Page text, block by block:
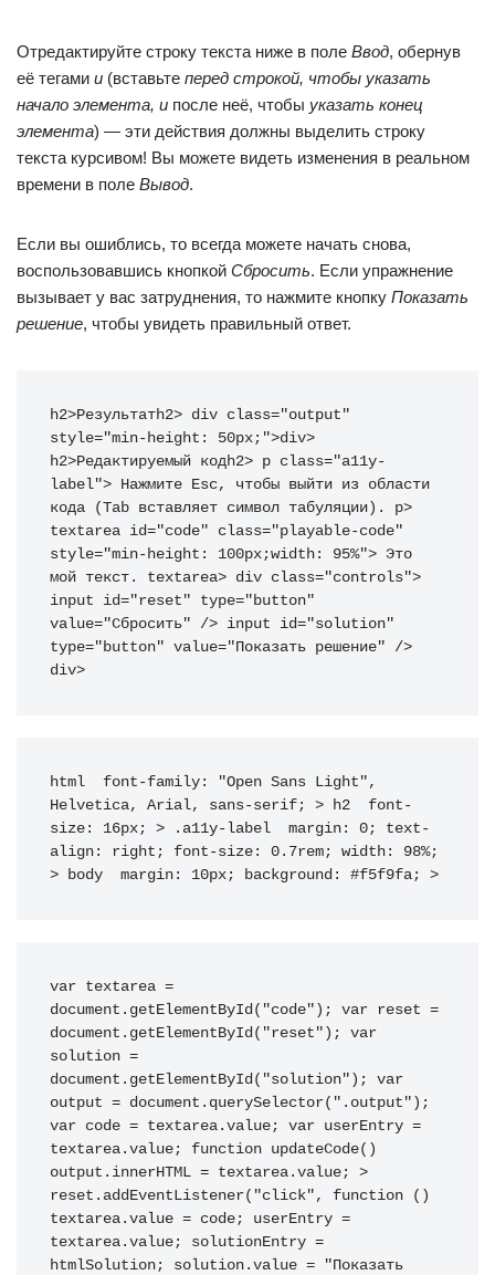
Отредактируйте строку текста ниже в поле Ввод, обернув
её тегами и (вставьте перед строкой, чтобы указать
начало элемента, и после неё, чтобы указать конец
элемента) — эти действия должны выделить строку
текста курсивом! Вы можете видеть изменения в реальном
времени в поле Вывод.
Если вы ошиблись, то всегда можете начать снова,
воспользовавшись кнопкой Сбросить. Если упражнение
вызывает у вас затруднения, то нажмите кнопку Показать
решение, чтобы увидеть правильный ответ.
h2>Результатh2> div class="output "
style="min-height : 50px ; ">div>
h2>Редактируемый кодh2> p class="a11y-
label"> Нажмите Esc, чтобы выйти из области
кода (Tab вставляет символ табуляции). p>
textarea id="code" class="playable-code"
style="min-height : 100px ;width : 95%"> Это
мой текст. textarea> div class="controls">
input
id="reset " type=" button"
value="Сбросить" /> input id="solution"
type=" button" value=" Показать решение"
/>
div>
html font-family : "Open Sans Light" ,
Helvetica, Arial, sans-serif ; > h2
font-
size : 16px ; > .a11y-label margin : 0 ;
text-
align : right ; font-size : 0.7rem ; width : 98%;
>
body margin : 10px ; background : #f5f9fa ; >
var textarea =
document . getElementById ( "code" ) ; var reset =
document . getElementById ( "reset" ) ;
var
solution =
document . getElementById ( "solution" ) ;
var
output = document . querySelector( ".output" ) ;
var code = textarea . value ; var userEntry =
textarea . value ; function updateCode( )
output . innerHTML = textarea . value ;
>
reset . addEventListener( "click" , function ( )
textarea . value = code ; userEntry =
textarea . value ; solutionEntry =
htmlSolution ; solution . value =
"Показать